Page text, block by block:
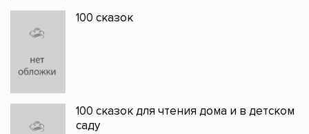
100 сказок
100 сказок для чтения дома и в детском
саду